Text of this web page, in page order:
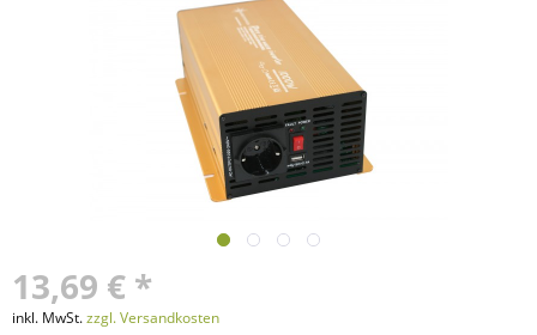
13,69 € *
inkl. MwSt.zzgl. Versandkosten